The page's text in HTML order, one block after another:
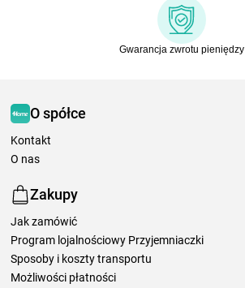
Gwarancja zwrotu pieniędzy
O spółce
Kontakt
O nas
Zakupy
Jak zamówić
Program lojalnościowy Przyjemniaczki
Sposoby i koszty transportu
Możliwości płatności